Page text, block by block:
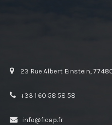
23 Rue Albert Einstein, 77480
+33 1 60 58 58 58
info@ficap.fr